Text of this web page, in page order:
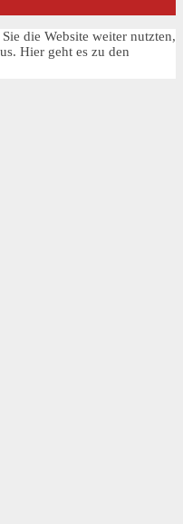
die Website weiter nutzten,
Hier geht es zu den